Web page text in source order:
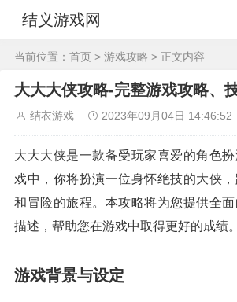
结义游戏网
当前位置： 首页 > 游戏攻略 > 正文内容
大大大侠攻略-完整游戏攻略、
结衣游戏 2023年09月04日 14:46:52
大大大侠是一款备受玩家喜爱的角色
戏中，你将扮演一位身怀绝技的大侠
和冒险的旅程。本攻略将为您提供全
描述，帮助您在游戏中取得更好的成绩。
游戏背景与设定